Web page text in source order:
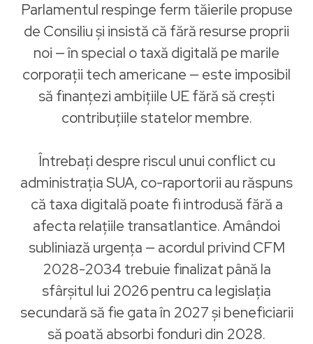
Parlamentul respinge ferm tăierile propuse
de Consiliu și insistă că fără resurse proprii
noi — în special o taxă digitală pe marile
corporații tech americane — este imposibil
să finanțezi ambițiile UE fără să crești
contribuțiile statelor membre.
Întrebați despre riscul unui conflict cu
administrația SUA, co-raportorii au răspuns
că taxa digitală poate fi introdusă fără a
afecta relațiile transatlantice. Amândoi
subliniază urgența — acordul privind CFM
2028-2034 trebuie finalizat până la
sfârșitul lui 2026 pentru ca legislația
secundară să fie gata în 2027 și beneficiarii
să poată absorbi fonduri din 2028.